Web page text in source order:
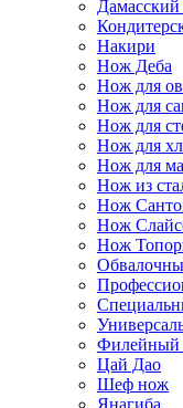
Накири
Нож Деба
Нож для
Нож для
Нож для
Нож для
Нож для
Нож из
Нож
Нож
Нож
Филейный
Цай Дао
Шеф нож
Янагиба